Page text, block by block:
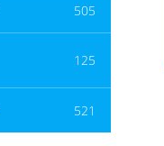
505
125
521